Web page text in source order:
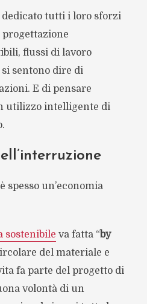
dedicato tutti i loro sforzi
flussi di lavoro
sentono dire di
E di pensare
utilizzo intelligente di
è spesso un’economia
sostenibile va fatta “by
del materiale e
fa parte del progetto di
volontà di un